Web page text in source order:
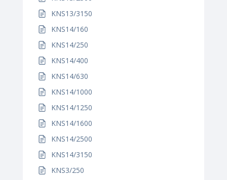
KNS13/3150
KNS14/160
KNS14/250
KNS14/400
KNS14/630
KNS14/1000
KNS14/1250
KNS14/1600
KNS14/2500
KNS14/3150
KNS3/250